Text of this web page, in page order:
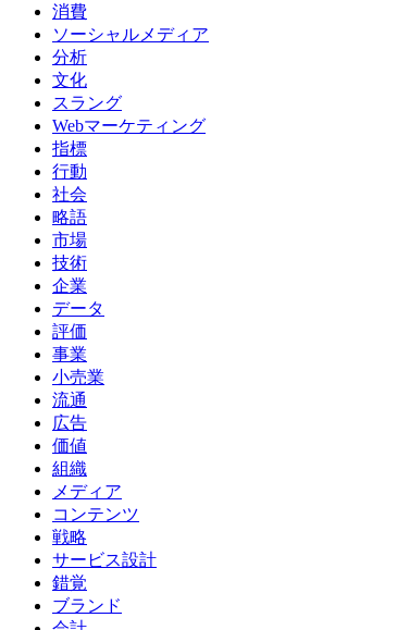
消費
ソーシャルメディア
分析
文化
スラング
Webマーケティング
指標
行動
社会
略語
市場
技術
企業
データ
評価
事業
小売業
流通
広告
価値
組織
メディア
コンテンツ
戦略
サービス設計
錯覚
ブランド